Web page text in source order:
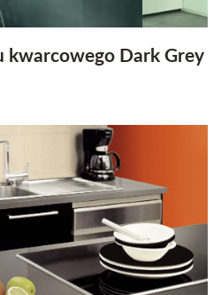
kwarcowego Dark Grey